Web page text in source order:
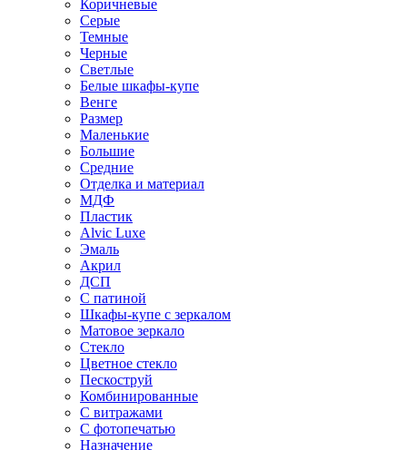
Коричневые
Серые
Темные
Черные
Светлые
Белые шкафы-купе
Венге
Размер
Маленькие
Большие
Средние
Отделка и материал
МДФ
Пластик
Alvic Luxe
Эмаль
Акрил
ДСП
С патиной
Шкафы-купе с зеркалом
Матовое зеркало
Стекло
Цветное стекло
Пескоструй
Комбинированные
С витражами
С фотопечатью
Назначение